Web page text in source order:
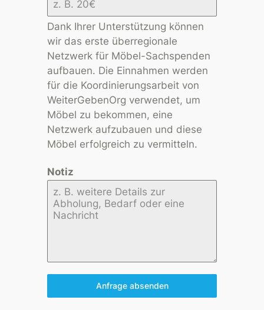
Dank Ihrer Unterstützung können
wir das erste überregionale
Netzwerk für Möbel-Sachspenden
aufbauen. Die Einnahmen werden
für die Koordinierungsarbeit von
WeiterGebenOrg verwendet, um
Möbel zu bekommen, eine
Netzwerk aufzubauen und diese
Möbel erfolgreich zu vermitteln.
Notiz
Anfrage absenden